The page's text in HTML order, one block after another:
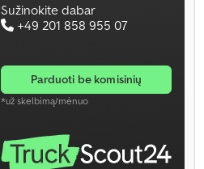
Sužinokite dabar
+49 201 858 955 07
parduoti be komisinių
*už skelbimą/mėnuo